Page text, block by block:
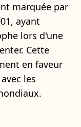
marquée par
ayant
lors d'une
Cette
en faveur
les